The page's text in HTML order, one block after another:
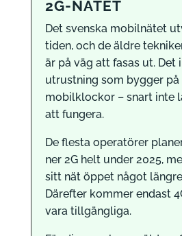
2G-NÄTET
Det svenska mobilnätet
tiden, och de äldre
är på väg att fasas ut. Det
utrustning som bygger på
mobilklockor – snart inte
att fungera.
De flesta operatörer
ner 2G helt under 2025,
sitt nät öppet något
Därefter kommer endast
vara tillgängliga.